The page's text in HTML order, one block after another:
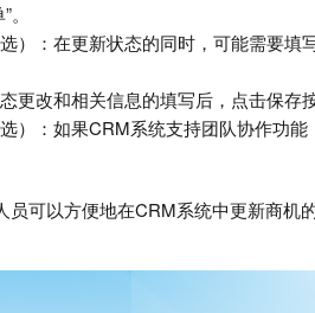
选）：在更新状态的同时，可能需要
更改和相关信息的填写后，点击保存
选）：如果CRM系统支持团队协作功
员可以方便地在CRM系统中更新商机